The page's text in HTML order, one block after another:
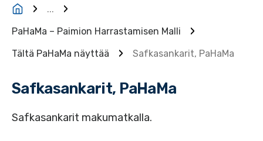
...
PaHaMa – Paimion Harrastamisen Malli
Tältä PaHaMa näyttää
Safkasankarit, PaHaMa
Safkasankarit, PaHaMa
Safkasankarit makumatkalla.